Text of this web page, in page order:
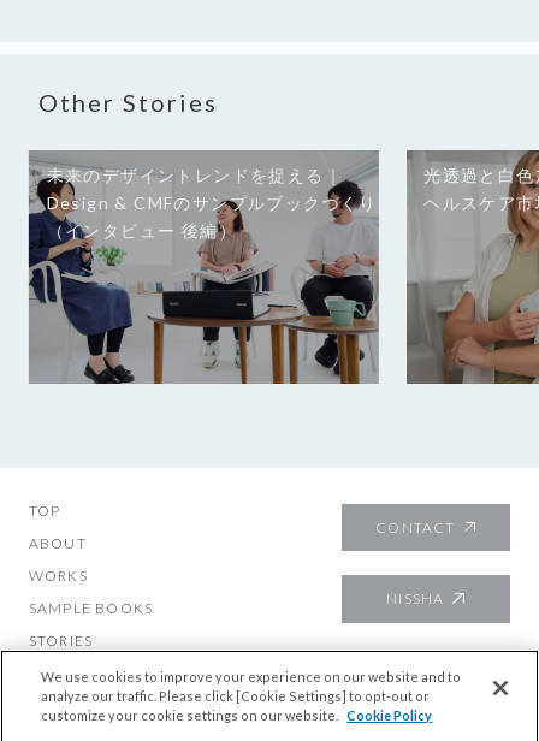
Other Stories
未来のデザイントレンドを捉える｜
Design & CMFのサンプルブックづくり
（インタビュー 後編）
光透過と白
ヘルスケア
TOP
ABOUT
WORKS
SAMPLE BOOKS
STORIES
About mutech
CONTACT
NISSHA
We use cookies to improve your experience on our website and to
analyze our traffic. Please click [Cookie Settings] to opt-out or
customize your cookie settings on our website.
Cookie Policy